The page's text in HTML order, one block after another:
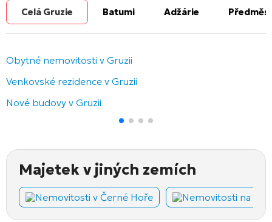
Celá Gruzie Batumi Adžárie
Obytné nemovitosti v Gruzii
Venkovské rezidence v Gruzii
Nové budovy v Gruzii
Majetek v jiných zemích
Nemovitosti v Černé Hoře Nemovitosti na